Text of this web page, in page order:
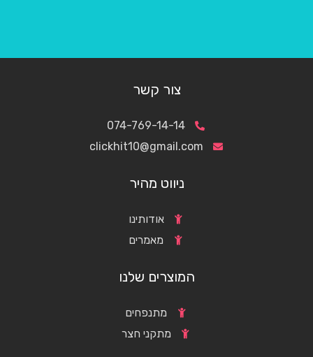
צור קשר
074-769-14-14
clickhit10@gmail.com
ניווט מהיר
אודותינו
מאמרים
המוצרים שלנו
מתנפחים
מתקני חצר